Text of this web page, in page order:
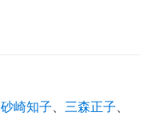
砂崎知子 三森正子